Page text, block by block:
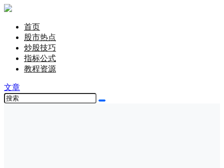
首页
股市热点
炒股技巧
指标公式
教程资源
文章